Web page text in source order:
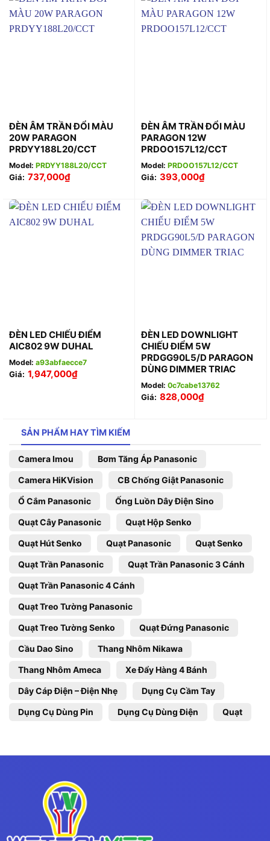
ĐÈN ÂM TRẦN ĐỔI MÀU
20W PARAGON
PRDYY188L20/CCT
Model: PRDYY188L20/CCT
Giá: 737,000₫
ĐÈN ÂM TRẦN ĐỔI MÀU
PARAGON 12W
PRDOO157L12/CCT
Model: PRDOO157L12/CCT
Giá: 393,000₫
ĐÈN LED CHIẾU ĐIỂM
AIC802 9W DUHAL
Model: a93abfaecce7
Giá: 1,947,000₫
ĐÈN LED DOWNLIGHT
CHIẾU ĐIỂM 5W
PRDGG90L5/D PARAGON
DÙNG DIMMER TRIAC
Model: 0c7cabe13762
Giá: 828,000₫
SẢN PHẨM HAY TÌM KIẾM
Camera Imou Bơm Tăng Áp Panasonic
Camera HiKVision CB Chống Giật Panasonic
Ổ Cắm Panasonic Ống Luồn Dây Điện Sino
Quạt Cây Panasonic Quạt Hộp Senko
Quạt Hút Senko Quạt Panasonic Quạt Senko
Quạt Trần Panasonic Quạt Trần Panasonic 3 Cánh
Quạt Trần Panasonic 4 Cánh
Quạt Treo Tường Panasonic
Quạt Treo Tường Senko Quạt Đứng Panasonic
Cầu Dao Sino Thang Nhôm Nikawa
Thang Nhôm Ameca Xe Đẩy Hàng 4 Bánh
Dây Cáp Điện – Điện Nhẹ Dụng Cụ Cầm Tay
Dụng Cụ Dùng Pin Dụng Cụ Dùng Điện Quạt